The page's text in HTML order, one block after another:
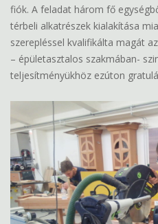
fiók. A feladat három fő
térbeli alkatrészek kialakítása
szerepléssel kvalifikálta magát
– épületasztalos szakmában-
teljesítményükhöz ezúton